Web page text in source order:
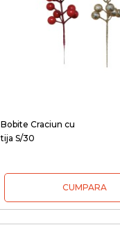
Bobite Craciun cu
tija S/30
CUMPARA